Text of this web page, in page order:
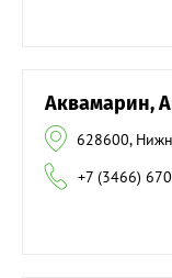
Аквамарин,
628600,
+7 (3466)